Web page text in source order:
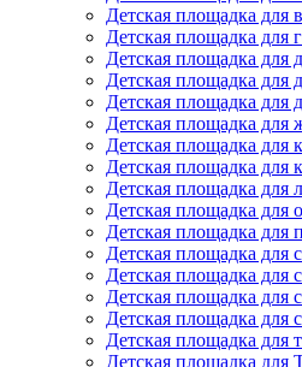
Детская площадка для
Детская площадка для
Детская площадка для
Детская площадка для
Детская площадка для
Детская площадка для
Детская площадка для
Детская площадка для
Детская площадка для
Детская площадка для
Детская площадка для
Детская площадка для
Детская площадка для
Детская площадка для
Детская площадка для
Детская площадка для
Детская площадка